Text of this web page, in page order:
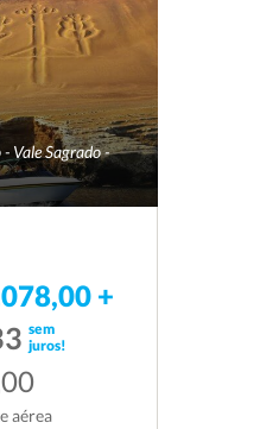
Vale Sagrado -
+
sem
juros!
aérea